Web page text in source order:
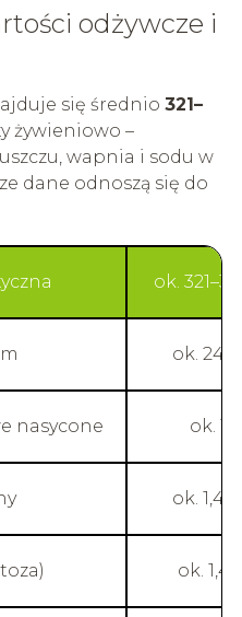
odżywcze i
się średnio 321–
żywieniowo –
wapnia i sodu w
dane odnoszą się do
ok.
ok.
nasycone ok.
ok.
ok.